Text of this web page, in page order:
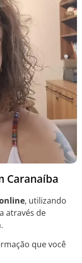
Caranaíba
, utilizando
através de
que você